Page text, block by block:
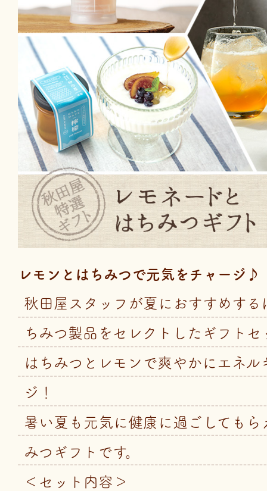
レモンとはちみつで元気をチャージ♪
秋田屋スタッフが夏におすすめする
ちみつ製品をセレクトしたギフトセ
はちみつとレモンで爽やかにエネル
ジ！
暑い夏も元気に健康に過ごしてもら
みつギフトです。
＜セット内容＞